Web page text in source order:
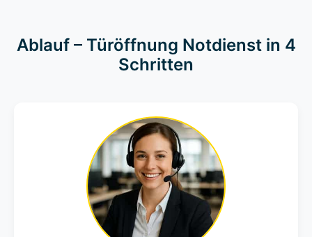
Ablauf – Türöffnung Notdienst in 4
Schritten